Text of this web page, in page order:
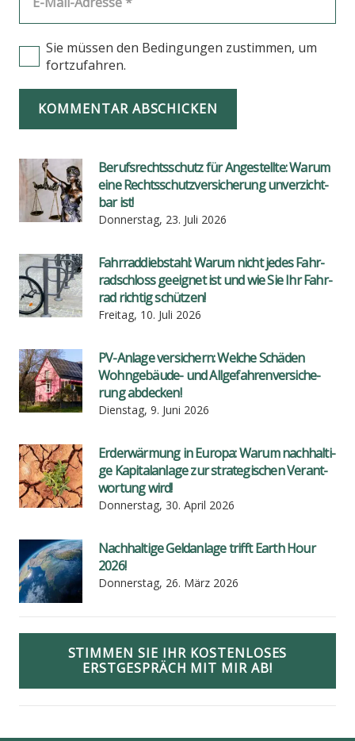
Sie müssen den Bedingungen zustimmen, um
fortzufahren.
KOMMENTAR ABSCHICKEN
Berufs­rechts­schutz für Ange­stell­te: War­um
eine Rechts­schutz­ver­si­che­rung unver­zicht­
bar ist!
Donnerstag, 23. Juli 2026
Fahr­rad­dieb­stahl: War­um nicht jedes Fahr­
rad­schloss geeig­net ist und wie Sie Ihr Fahr­
rad rich­tig schüt­zen!
Freitag, 10. Juli 2026
PV-Anla­ge ver­si­chern: Wel­che Schä­den
Wohn­ge­bäu­de- und All­ge­fah­ren­ver­si­che­
rung abde­cken!
Dienstag, 9. Juni 2026
Erd­er­wär­mung in Euro­pa: War­um nach­hal­ti­
ge Kapi­tal­an­la­ge zur stra­te­gi­schen Ver­ant­
wor­tung wird!
Donnerstag, 30. April 2026
Nach­hal­ti­ge Geld­an­la­ge trifft Earth Hour
2026!
Donnerstag, 26. März 2026
STIMMEN SIE IHR KOSTENLOSES
ERSTGESPRÄCH MIT MIR AB!